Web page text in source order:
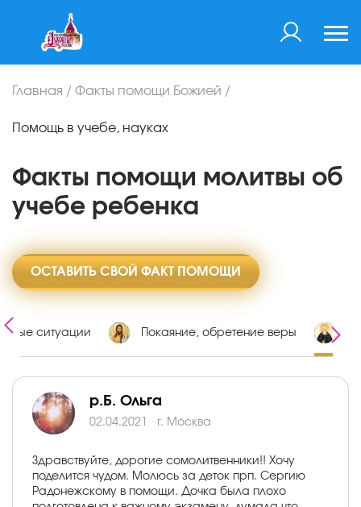
Главная / Факты помощи Божией /
Помощь в учебе, науках
Факты помощи молитвы об
учебе ребенка
ОСТАВИТЬ СВОЙ ФАКТ ПОМОЩИ
ситуации Покаяние, обретение веры
р.Б. Ольга
02.04.2021 г. Москва
Здравствуйте, дорогие сомолитвенники!! Хочу
поделится чудом. Молюсь за деток прп. Сергию
Радонежскому в помощи. Дочка была плохо